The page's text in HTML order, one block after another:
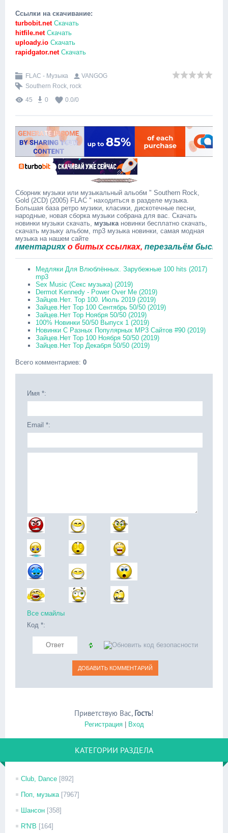
Ссылки на скачивание:
turbobit.netСкачать
hitfile.netСкачать
uploady.io Скачать
rapidgator.netСкачать
FLAC - Музыка
VANGOG
Southern Rock, rock
45
0 0.0/0
Сборник музыки или музыкальный альобм " Southern Rock,
Gold (2CD) (2005) FLAC " находиться в разделе музыка.
Большая база ретро музики, класики, дискотечные песни,
народные, новая сборка музыки собрана для вас. Скачать
новинки музыки скачать, музыкановинки бесплатно скачать,
скачать музыку альбом, mp3 музыка новинки, самая модная
музыка на нашем сайте
о битых ссылках,перезальём быстро.
Медляки Для Влюблённых. Зарубежные 100 hits (2017)
mp3
Sex Music (Секс музыка) (2019)
Dermot Kennedy - Power Over Me (2019)
Зайцев.Нет. Top 100. Июль 2019 (2019)
Зайцев.Нет Top 100 Сентябрь 50/50 (2019)
Зайцев.Нет Top Ноября 50/50 (2019)
100% Новинки 50/50 Выпуск 1 (2019)
Новинки С Разных Популярных MP3 Сайтов #90 (2019)
Зайцев.Нет Top 100 Ноября 50/50 (2019)
Зайцев.Нет Top Декабря 50/50 (2019)
Всего комментариев: 0
Имя *:
Email *:
Все смайлы
Код *:
Приветствую Вас, Гость!
Регистрация| Вход
КАТЕГОРИИ РАЗДЕЛА
Club, Dance [892]
Поп, музыка [7967]
Шансон [358]
R'N'B [164]